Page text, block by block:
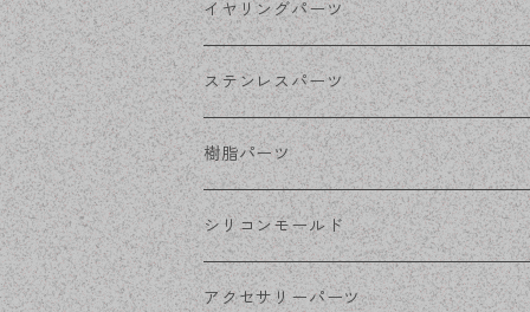
シルバー
ホワイトシルバー
ステンレス・シルバー
ステンレス・ゴールド
ポストピアス
フックピアス
その他ピアス
イヤリングパーツ
ネジばねイヤリング
クリップイヤリング
ノンホールピアス
ステンレスパーツ
ステンレスピアス
ステンレスイヤリング
ステンレスチェーン
樹脂パーツ
シリコンモールド
アクセサリーパーツ